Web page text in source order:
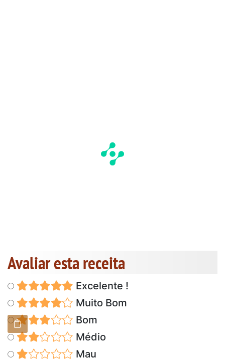
Avaliar esta receita
Excelente !
Muito Bom
Bom
Médio
Mau